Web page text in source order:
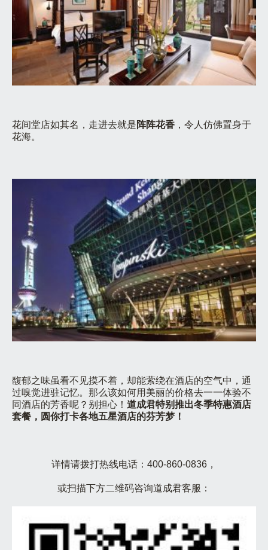
花间堂店如其名，走进去就是阵阵花香 ，令人仿佛置身于
花海。
馥郁之味虽看不见摸不着，却能萦绕在酒店的空气中，通
过嗅觉进驻记忆。那么该如何用美丽的价格去一一体验不
同酒店的芳香呢？别担心！ 道成君特别推出冬季特惠酒店
套餐，圆你打卡各地五星酒店的芬芳梦！
详情请拨打热线电话：400-860-0836，
或扫描下方二维码咨询道成君客服：